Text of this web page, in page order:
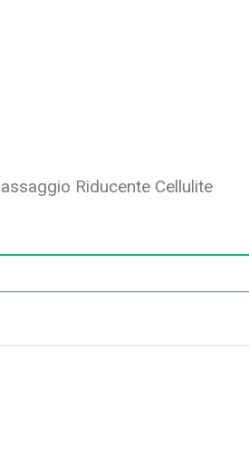
Riducente Cellulite